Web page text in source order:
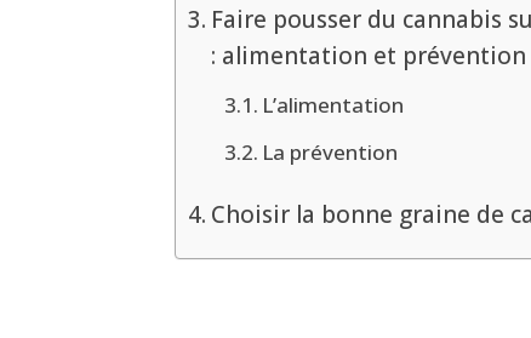
Faire pousser du cannabis
: alimentation et prévention
L’alimentation
La prévention
Choisir la bonne graine de